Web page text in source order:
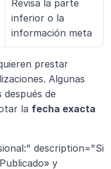
Revisa la parte
inferior o la
información meta
prestar
Algunas
después de
la fecha exacta
description="Si
y